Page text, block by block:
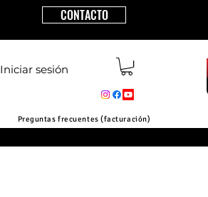
CONTACTO
Iniciar sesión
Preguntas frecuentes (facturación)